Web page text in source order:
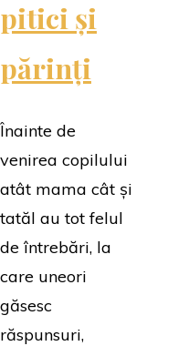
pitici și
părinți
Înainte de
venirea copilului
atât mama cât și
tatăl au tot felul
de întrebări, la
care uneori
găsesc
răspunsuri,